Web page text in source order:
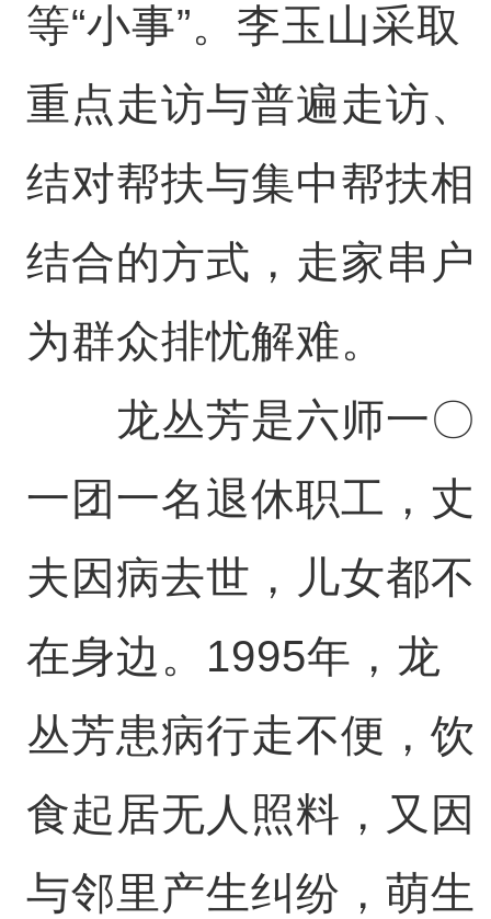
等“小事”。李玉山采取
重点走访与普遍走访、
结对帮扶与集中帮扶相
结合的方式，走家串户
为群众排忧解难。
龙丛芳是六师一〇
一团一名退休职工，丈
夫因病去世，儿女都不
在身边。1995年，龙
丛芳患病行走不便，饮
食起居无人照料，又因
与邻里产生纠纷，萌生